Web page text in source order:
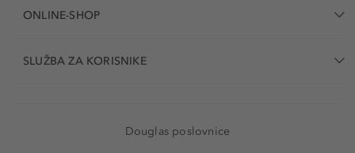
ONLINE-SHOP
SLUŽBA ZA KORISNIKE
Douglas poslovnice